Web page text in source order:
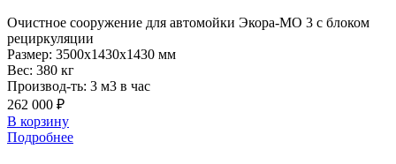
Очистное сооружение для автомойки Экора-МО 3 с блоком
рециркуляции
Размер: 3500x1430x1430 мм
Вес: 380 кг
Производ-ть: 3 м3 в час
262 000 ₽
В корзину
Подробнее